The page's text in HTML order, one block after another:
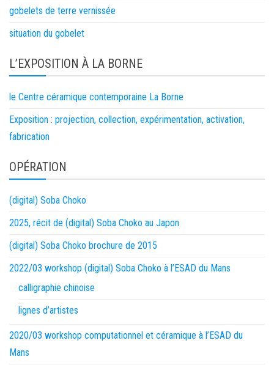
gobelets de terre vernissée
situation du gobelet
L’EXPOSITION À LA BORNE
le Centre céramique contemporaine La Borne
Exposition : projection, collection, expérimentation, activation,
fabrication
OPÉRATION
(digital) Soba Choko
2025, récit de (digital) Soba Choko au Japon
(digital) Soba Choko brochure de 2015
2022/03 workshop (digital) Soba Choko à l’ESAD du Mans
calligraphie chinoise
lignes d’artistes
2020/03 workshop computationnel et céramique à l’ESAD du
Mans